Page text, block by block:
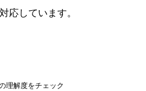
応しています。
理解度をチェック